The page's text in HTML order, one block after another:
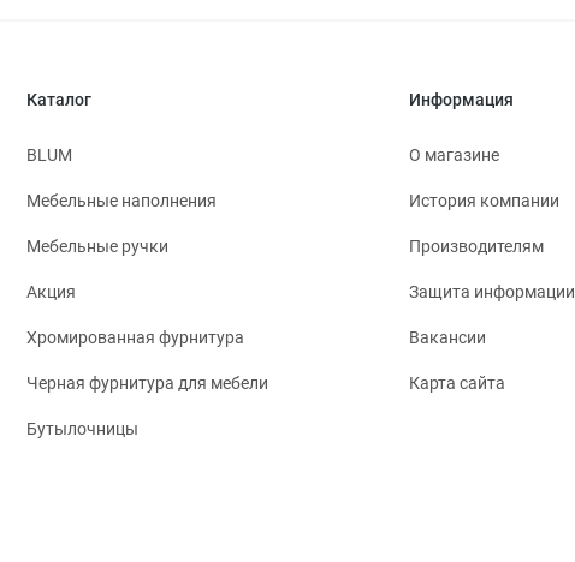
Каталог
BLUM
Мебельные наполнения
Мебельные ручки
Акция
Хромированная фурнитура
Черная фурнитура для мебели
Бутылочницы
Информация
О магазине
История компании
Производителям
Защита информации
Вакансии
Карта сайта